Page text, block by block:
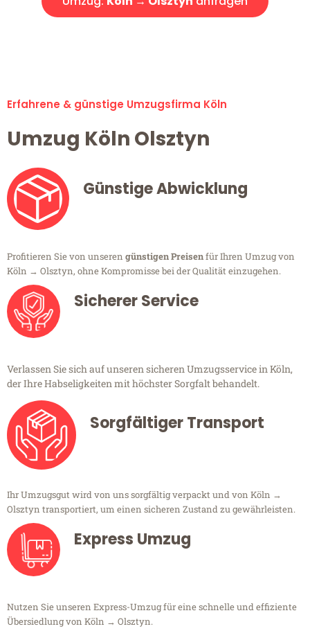
Erfahrene & günstige Umzugsfirma Köln
Umzug Köln Olsztyn
Günstige Abwicklung
Profitieren Sie von unseren günstigen Preisenfür Ihren Umzug von
Köln → Olsztyn, ohne Kompromisse bei der Qualität einzugehen.
Sicherer Service
Verlassen Sie sich auf unseren sicheren Umzugsservice in Köln,
der Ihre Habseligkeiten mit höchster Sorgfalt behandelt.
Sorgfältiger Transport
Ihr Umzugsgut wird von uns sorgfältig verpackt und von Köln →
Olsztyn transportiert, um einen sicheren Zustand zu gewährleisten.
Express Umzug
Nutzen Sie unseren Express-Umzug für eine schnelle und effiziente
Übersiedlung von Köln → Olsztyn.